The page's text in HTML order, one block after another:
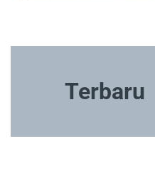
Terbaru